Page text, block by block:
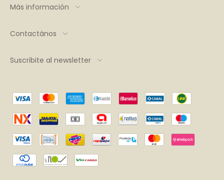
Más información
Contactános
Suscribite al newsletter